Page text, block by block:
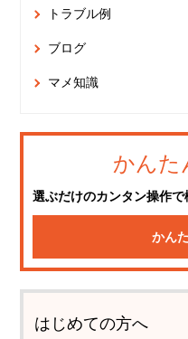
トラブル例
ブログ
マメ知識
かんた
選ぶだけのカンタン操作
かん
はじめての方へ